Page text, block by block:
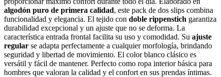
algodón puro de primera calidad, este pack de dos slips combina
funcionalidad y elegancia. El tejido con doble rippenstich garantiza
durabilidad excepcional y un ajuste que no se deforma. La
característica entrada frontal facilita su uso y comodidad. Su ajuste
regular se adapta perfectamente a cualquier morfología, brindando
seguridad y libertad de movimiento. El color blanco clásico es
versátil y fácil de mantener. Perfecto como ropa interior básica para
hombres que valoran la calidad y el confort en sus prendas íntimas.